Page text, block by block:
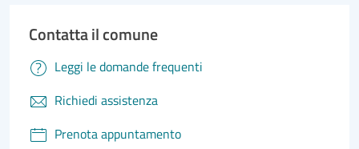
Contatta il comune
Leggi le domande frequenti
Richiedi assistenza
Prenota appuntamento